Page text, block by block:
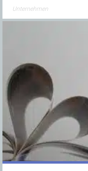
Unternehmen